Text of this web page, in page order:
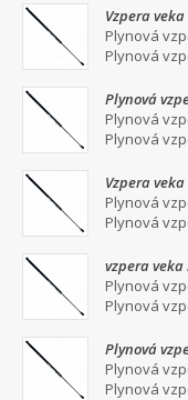
Vzpera
Plynová
Plynová
Plynová
Plynová
Plynová
Vzpera
Plynová
Plynová
vzpera
Plynová
Plynová
Plynová
Plynová
Plynová